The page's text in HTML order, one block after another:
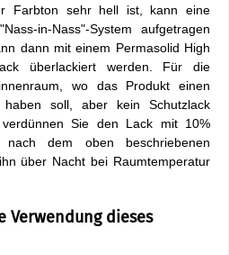
Farbton sehr hell ist, kann eine
in-Nass"-System aufgetragen
dann mit einem Permasolid High
überlackiert werden. Für die
wo das Produkt einen
haben soll, aber kein Schutzlack
Sie den Lack mit 10%
dem oben beschriebenen
über Nacht bei Raumtemperatur
Verwendung dieses